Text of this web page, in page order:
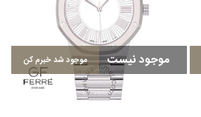
موجود نیست موجود شد خبرم کن